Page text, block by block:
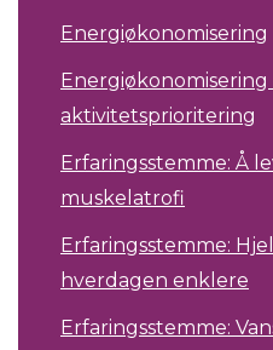
Energiøkonomisering
Energiøkonomisering
aktivitetsprioritering
Erfaringsstemme: Å
muskelatrofi
Erfaringsstemme:
hverdagen enklere
Erfaringsstemme: